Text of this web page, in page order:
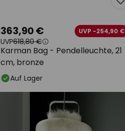
Karman Bag - Pendelleuchte, 21
cm, bronze
363,90 € UVP -254,90 €
UVP618,80 €
Auf Lager